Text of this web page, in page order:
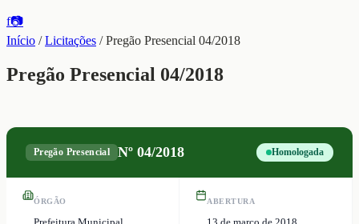
f📷
Início /Licitações /Pregão Presencial 04/2018
Pregão Presencial 04/2018
Pregão Presencial Nº04/2018 Homologada
ÓRGÃO ABERTURA